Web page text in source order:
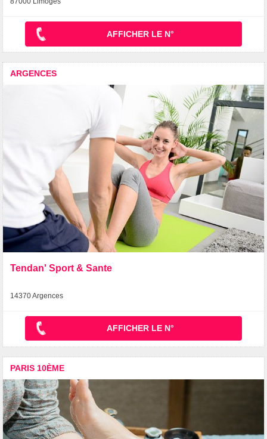
AFFICHER LE N°
ARGENCES
Tendan' Sport & Sante
14370 Argences
AFFICHER LE N°
PARIS 10ÈME